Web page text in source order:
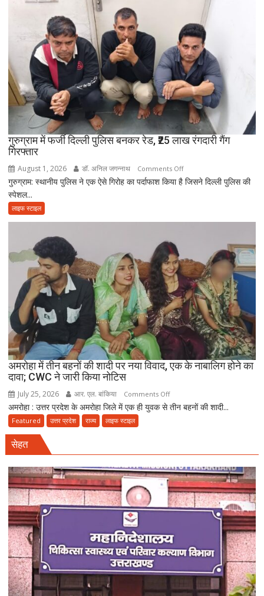
नहीं
आई
आत्मनिर्भर
बेटियां,
चिता
पर
अकेले
विदा
हो
वृद्धाश्रम
गुरुग्राम में फर्जी दिल्ली पुलिस बनकर रेड, ₹25 लाख रंगदारी गैंग
गिरफ्तार
August 1, 2026 डॉ. अनिल जगन्नाथ Comments Offon
गुरुग्राम
रेड,
₹25
लाख
रंगदारी
गैंग
गिरफ्तार
गुरुग्राम: स्थानीय पुलिस ने एक ऐसे गिरोह का पर्दाफाश किया है जिसने दिल्ली पुलिस की
स्पेशल...
लाइफ स्टाइल
अमरोहा में तीन बहनों की शादी पर नया विवाद, एक के नाबालिग होने का
दावा; CWC ने जारी किया नोटिस
July 25, 2026 आर. एल. बांकिया Comments Offon
अमरोहा
शादी
पर
नया
विवाद,
के
नाबालिग
का
दावा;
अमरोहा : उत्तर प्रदेश के अमरोहा जिले में एक ही युवक से तीन बहनों की शादी...
Featured उत्तर प्रदेश राज्य लाइफ स्टाइल
सेहत